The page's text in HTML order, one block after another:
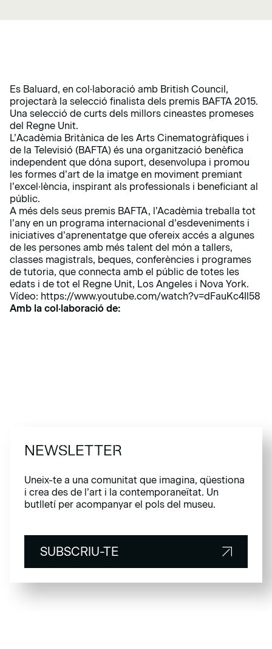
Es Baluard, en col·laboració amb British Council,
projectarà la selecció finalista dels premis BAFTA 2015.
Una selecció de curts dels millors cineastes promeses
del Regne Unit.
L’Acadèmia Britànica de les Arts Cinematogràfiques i
de la Televisió (BAFTA) és una organització benèfica
independent que dóna suport, desenvolupa i promou
les formes d’art de la imatge en moviment premiant
l’excel·lència, inspirant als professionals i beneficiant al
públic.
A més dels seus premis BAFTA, l’Acadèmia treballa tot
l’any en un programa internacional d’esdeveniments i
iniciatives d’aprenentatge que ofereix accés a algunes
de les persones amb més talent del món a tallers,
classes magistrals, beques, conferències i programes
de tutoria, que connecta amb el públic de totes les
edats i de tot el Regne Unit, Los Angeles i Nova York.
Vídeo: https://www.youtube.com/watch?v=dFauKc4Il58
Amb la col·laboració de:
NEWSLETTER
Uneix-te a una comunitat que imagina, qüestiona
i crea des de l’art i la contemporaneïtat. Un
butlletí per acompanyar el pols del museu.
SUBSCRIU-TE
SUBSCRIU-TE